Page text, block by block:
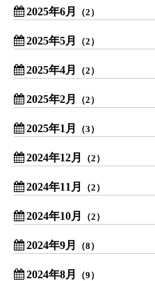
2025年6月 （2）
2025年5月 （2）
2025年4月 （2）
2025年2月 （2）
2025年1月 （3）
2024年12月 （2）
2024年11月 （2）
2024年10月 （2）
2024年9月 （8）
2024年8月 （9）